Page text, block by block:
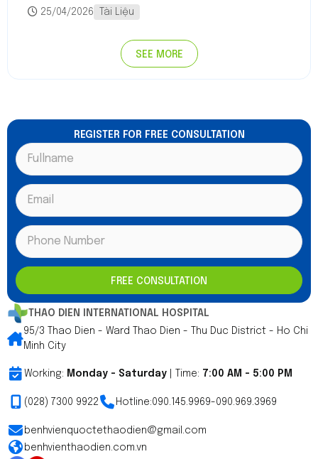
25/04/2026
Tài Liệu
SEE MORE
THAO DIEN INTERNATIONAL HOSPITAL
95/3 Thao Dien - Ward Thao Dien - Thu Duc District - Ho Chi
Minh City
Working: Monday - Saturday | Time: 7:00 AM - 5:00 PM
(028) 7300 9922 Hotline:090.145.9969-090.969.3969
benhvienquoctethaodien@gmail.com
benhvienthaodien.com.vn
REGISTER FOR FREE CONSULTATION
FREE CONSULTATION